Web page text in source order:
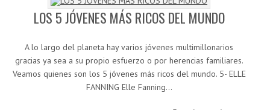
LOS 5 JÓVENES MÁS RICOS DEL MUNDO
A lo largo del planeta hay varios jóvenes multimillonarios
gracias ya sea a su propio esfuerzo o por herencias familiares.
Veamos quienes son los 5 jóvenes más ricos del mundo. 5- ELLE
FANNING Elle Fanning…